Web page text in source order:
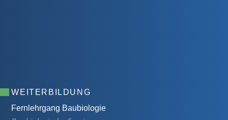
WEITERBILDUNG
Fernlehrgang Baubiologie